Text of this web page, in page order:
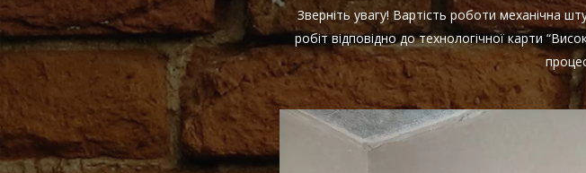
Зверніть увагу! Вартість роботи механічна
робіт відповідно до технологічної карти